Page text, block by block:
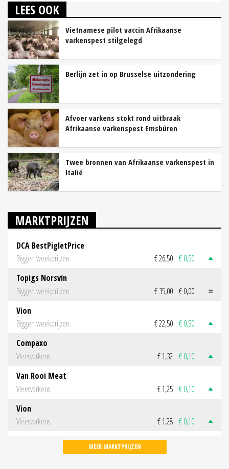
LEES OOK
Vietnamese pilot vaccin Afrikaanse
varkenspest stilgelegd
Berlijn zet in op Brusselse uitzondering
Afvoer varkens stokt rond uitbraak
Afrikaanse varkenspest Emsbüren
Twee bronnen van Afrikaanse varkenspest in
Italië
MARKTPRIJZEN
DCA BestPigletPrice
Biggen weekprijzen
€ 26,50 € 0,50
Topigs Norsvin
Biggen weekprijzen
€ 35,00 € 0,00
Vion
Biggen weekprijzen
€ 22,50 € 0,50
Compaxo
Vleesvarkens
€ 1,32 € 0,10
Van Rooi Meat
Vleesvarkens
€ 1,25 € 0,10
Vion
Vleesvarkens
€ 1,28 € 0,10
MEER MARKTPRIJZEN